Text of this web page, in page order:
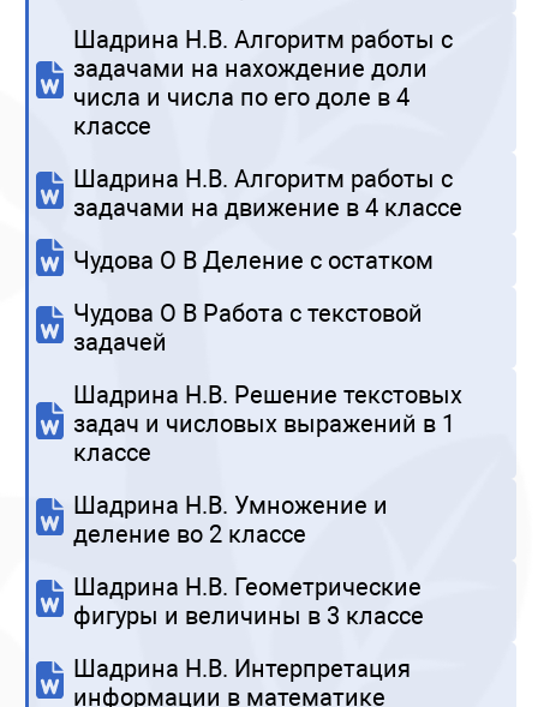
Шадрина Н.В. Алгоритм работы с
задачами на нахождение доли
числа и числа по его доле в 4
классе
Шадрина Н.В. Алгоритм работы с
задачами на движение в 4 классе
Чудова О В Деление с остатком
Чудова О В Работа с текстовой
задачей
Шадрина Н.В. Решение текстовых
задач и числовых выражений в 1
классе
Шадрина Н.В. Умножение и
деление во 2 классе
Шадрина Н.В. Геометрические
фигуры и величины в 3 классе
Шадрина Н.В. Интерпретация
информации в математике